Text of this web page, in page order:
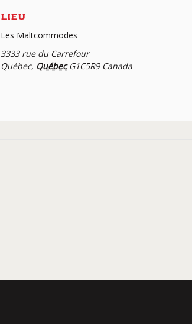
LIEU
Les Maltcommodes
3333 rue du Carrefour
Québec, Québec G1C5R9 Canada